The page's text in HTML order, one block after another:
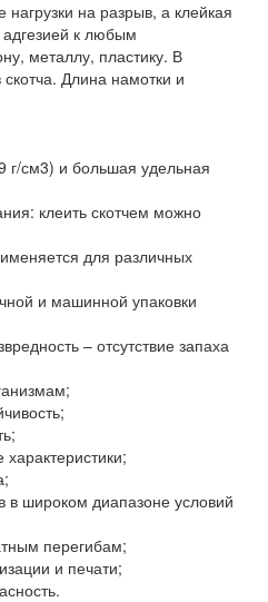
на разрыв, а клейкая
к любым
металлу, пластику. В
Длина намотки и
г/см3) и большая удельная
клеить скотчем можно
для различных
и машинной упаковки
– отсутствие запаха
в широком диапазоне условий
перегибам;
и печати;